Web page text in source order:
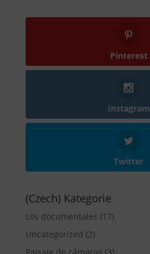
Pinterest
Instagram
Twitter
(Czech) Kategorie
Los documentales (17)
Uncategorized (2)